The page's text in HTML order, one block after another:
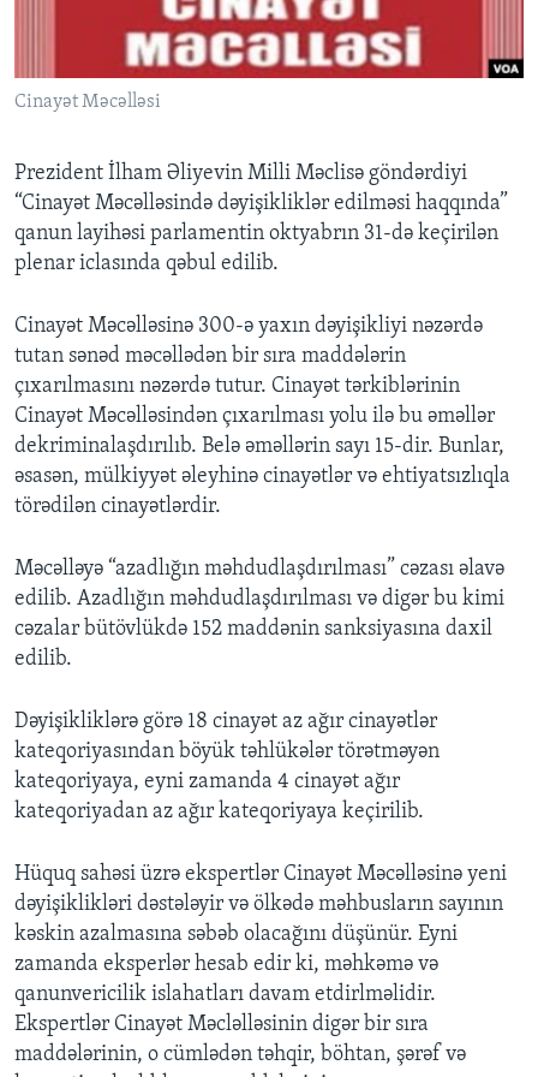
Dillər
Cinayət Məcəlləsi
Prezident İlham Əliyevin Milli Məclisə göndərdiyi
“Cinayət Məcəlləsində dəyişikliklər edilməsi haqqında”
qanun layihəsi parlamentin oktyabrın 31-də keçirilən
plenar iclasında qəbul edilib.
Cinayət Məcəlləsinə 300-ə yaxın dəyişikliyi nəzərdə
tutan sənəd məcəllədən bir sıra maddələrin
çıxarılmasını nəzərdə tutur. Cinayət tərkiblərinin
Cinayət Məcəlləsindən çıxarılması yolu ilə bu əməllər
dekriminalaşdırılıb. Belə əməllərin sayı 15-dir. Bunlar,
əsasən, mülkiyyət əleyhinə cinayətlər və ehtiyatsızlıqla
törədilən cinayətlərdir.
Məcəlləyə “azadlığın məhdudlaşdırılması” cəzası əlavə
edilib. Azadlığın məhdudlaşdırılması və digər bu kimi
cəzalar bütövlükdə 152 maddənin sanksiyasına daxil
edilib.
Dəyişikliklərə görə 18 cinayət az ağır cinayətlər
kateqoriyasından böyük təhlükələr törətməyən
kateqoriyaya, eyni zamanda 4 cinayət ağır
kateqoriyadan az ağır kateqoriyaya keçirilib.
Hüquq sahəsi üzrə ekspertlər Cinayət Məcəlləsinə yeni
dəyişiklikləri dəstələyir və ölkədə məhbusların sayının
kəskin azalmasına səbəb olacağını düşünür. Eyni
zamanda eksperlər hesab edir ki, məhkəmə və
qanunvericilik islahatları davam etdirlməlidir.
Ekspertlər Cinayət Məcləlləsinin digər bir sıra
maddələrinin, o cümlədən təhqir, böhtan, şərəf və